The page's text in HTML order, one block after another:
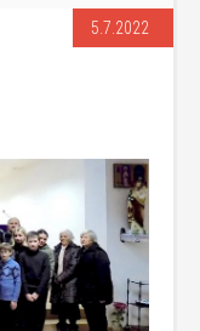
5.7.2022